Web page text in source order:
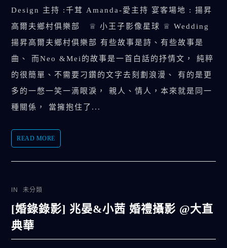
Design 主持 :千茸 Amanda-愛主持 宴客場地 : 揚昇
高爾夫鄉村俱樂部 ♕ 小王子影像星球 ♕ Wedding
揚昇高爾夫鄉村俱樂部 有些故事是詩、有些故事是
曲、 而Neo &Mei的故事是一首白話的抒情文， 純粹
的很簡單、不需要刁鑽的文字去刻劃浪漫、 有的是更
多的一憋一笑一滴眼淚， 親人、情人，本來就是同一
種關係， 當擁抱住了...
READ MORE
IN 未分類
[婚錄錄影] 兆晏&小茜 婚禮攝影 @大直
典華